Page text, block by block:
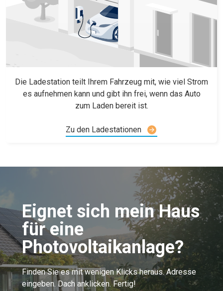
Die Ladestation teilt Ihrem Fahrzeug mit, wie viel Strom
es aufnehmen kann und gibt ihn frei, wenn das Auto
zum Laden bereit ist.
Zu den Ladestationen
Eignet sich mein Haus
für eine
Photovoltaikanlage?
Finden Sie es mit wenigen Klicks heraus. Adresse
eingeben. Dach anklicken. Fertig!